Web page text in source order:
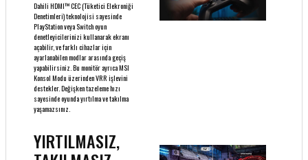
Dahili HDMI™ CEC (Tüketici Elekroniği
Denetimleri) teknolojisi sayesinde
PlayStation veya Switch oyun
denetleyicilerinizi kullanarak ekranı
açabilir, ve farklı cihazlar için
ayarlanabilen modlar arasında geçiş
yapabilirsiniz. Bu monitör ayrıca MSI
Konsol Modu üzerinden VRR işlevini
destekler. Değişken tazeleme hızı
sayesinde oyunda yırtılma ve takılma
yaşamazsınız.
YIRTILMASIZ,